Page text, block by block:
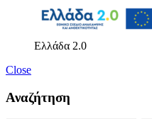
Ελλάδα 2.0
Close
Αναζήτηση